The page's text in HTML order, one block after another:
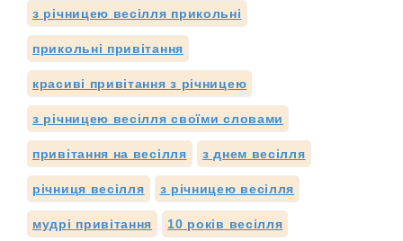
з річницею весілля прикольні
прикольні привітання
красиві привітання з річницею
з річницею весілля своїми словами
привітання на весілля з днем весілля
річниця весілля з річницею весілля
мудрі привітання 10 років весілля